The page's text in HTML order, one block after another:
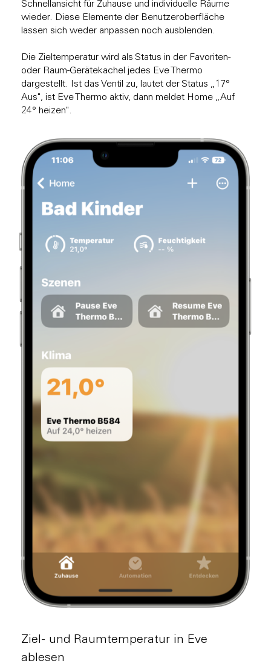
Schnellansicht für Zuhause und individuelle Räume
wieder. Diese Elemente der Benutzeroberfläche
lassen sich weder anpassen noch ausblenden.
Die Zieltemperatur wird als Status in der Favoriten-
oder Raum-Gerätekachel jedes Eve Thermo
dargestellt. Ist das Ventil zu, lautet der Status „17°
Aus", ist Eve Thermo aktiv, dann meldet Home „Auf
24° heizen".
Ziel- und Raumtemperatur in Eve
ablesen